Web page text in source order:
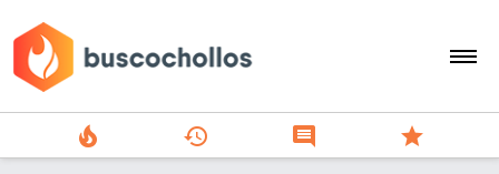
search
local_fire_department history comment star